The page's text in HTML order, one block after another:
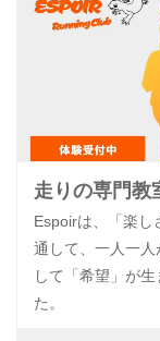
走りの専門教
Espoirは、「楽し
通して、一人一
して「希望」が
た。